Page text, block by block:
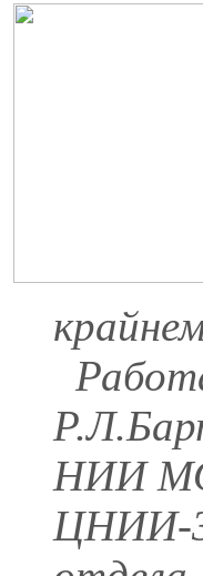
НИИ МО
ЦНИИ-